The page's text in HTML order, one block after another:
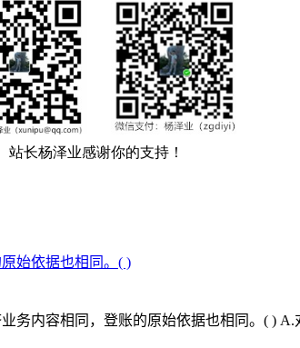
始依据也相同。( )
务内容相同，登账的原始依据也相同。( ) A.